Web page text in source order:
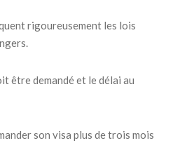
rigoureusement les lois
être demandé et le délai au
son visa plus de trois mois